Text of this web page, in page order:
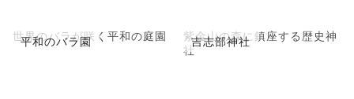
平和のバラ園
世界のバラが咲く平和の庭園 吉志部神社
紫金山の森に鎮座する歴史神
社